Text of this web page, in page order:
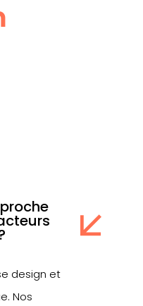
design et
Nos